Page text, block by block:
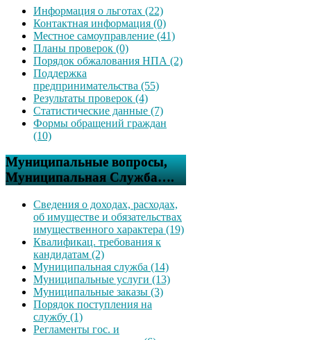
Информация о льготах (22)
Контактная информация (0)
Местное самоуправление (41)
Планы проверок (0)
Порядок обжалования НПА (2)
Поддержка
предпринимательства (55)
Результаты проверок (4)
Статистические данные (7)
Формы обращений граждан
(10)
Муниципальные вопросы,
Муниципальная Служба….
Сведения о доходах, расходах,
об имуществе и обязательствах
имущественного характера (19)
Квалификац. требования к
кандидатам (2)
Муниципальная служба (14)
Муниципальные услуги (13)
Муниципальные заказы (3)
Порядок поступления на
службу (1)
Регламенты гос. и